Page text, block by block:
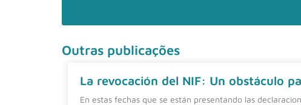
Outras publicações
La revocación del NIF: Un obstáculo
En estas fechas que se están presentando las